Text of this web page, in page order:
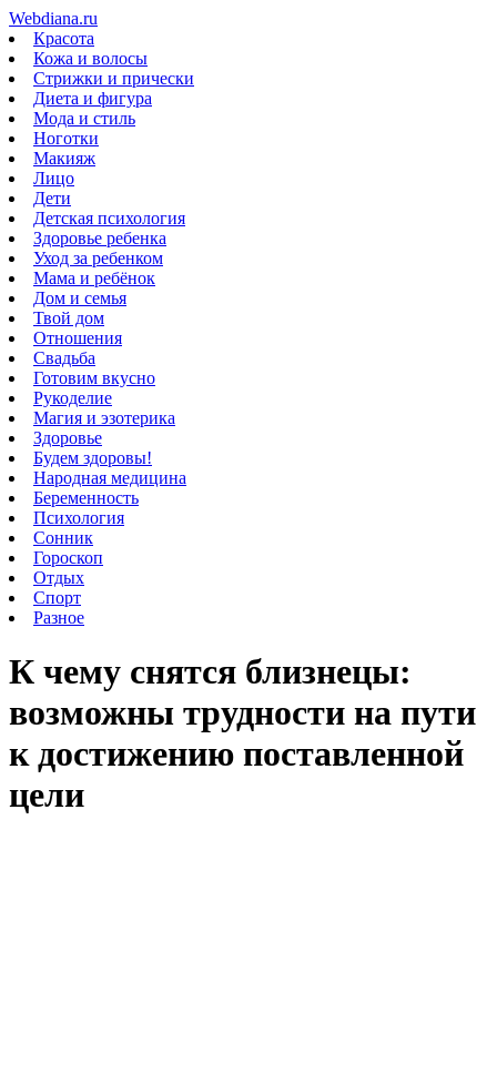
Webdiana.ru
Красота
Кожа и волосы
Стрижки и прически
Диета и фигура
Мода и стиль
Ноготки
Макияж
Лицо
Дети
Детская психология
Здоровье ребенка
Уход за ребенком
Мама и ребёнок
Дом и семья
Твой дом
Отношения
Свадьба
Готовим вкусно
Рукоделие
Магия и эзотерика
Здоровье
Будем здоровы!
Народная медицина
Беременность
Психология
Сонник
Гороскоп
Отдых
Спорт
Разное
К чему снятся близнецы:
возможны трудности на пути
к достижению поставленной
цели